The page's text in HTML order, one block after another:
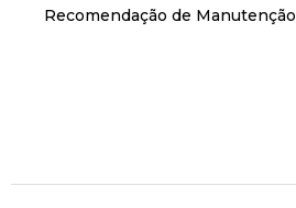
Recomendação de Manutenção